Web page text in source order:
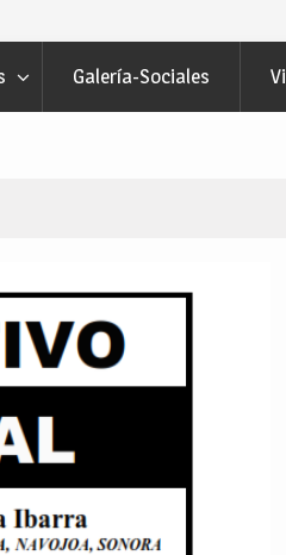
Galería-Sociales